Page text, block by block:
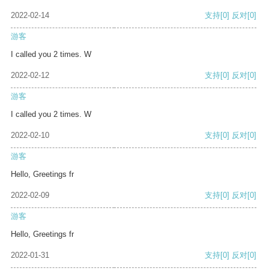
2022-02-14 支持[0] 反对[0]
游客
I called you 2 times. W
2022-02-12 支持[0] 反对[0]
游客
I called you 2 times. W
2022-02-10 支持[0] 反对[0]
游客
Hello, Greetings fr
2022-02-09 支持[0] 反对[0]
游客
Hello, Greetings fr
2022-01-31 支持[0] 反对[0]